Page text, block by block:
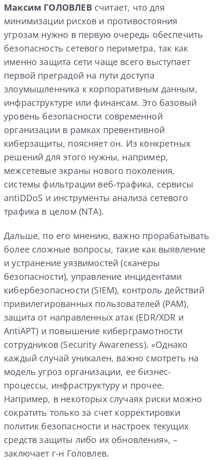
Максим ГОЛОВЛЕВ считает, что для
минимизации рисков и противостояния
угрозам нужно в первую очередь обеспечить
безопасность сетевого периметра, так как
именно защита сети чаще всего выступает
первой преградой на пути доступа
злоумышленника к корпоративным данным,
инфраструктуре или финансам. Это базовый
уровень безопасности современной
организации в рамках превентивной
киберзащиты, поясняет он. Из конкретных
решений для этого нужны, например,
межсетевые экраны нового поколения,
системы фильтрации веб-трафика, сервисы
antiDDoS и инструменты анализа сетевого
трафика в целом (NTA).
Дальше, по его мнению, важно прорабатывать
более сложные вопросы, такие как выявление
и устранение уязвимостей (сканеры
безопасности), управление инцидентами
кибербезопасности (SIEM), контроль действий
привилегированных пользователей (PAM),
защита от направленных атак (EDR/XDR и
AntiAPT) и повышение киберграмотности
сотрудников (Security Awareness). «Однако
каждый случай уникален, важно смотреть на
модель угроз организации, ее бизнес-
процессы, инфраструктуру и прочее.
Например, в некоторых случаях риски можно
сократить только за счет корректировки
политик безопасности и настроек текущих
средств защиты либо их обновления», –
заключает г-н Головлев.